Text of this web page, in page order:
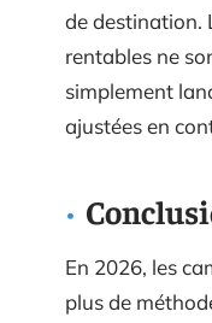
de destination.
rentables ne
simplement
ajustées en
En 2026, les
plus de